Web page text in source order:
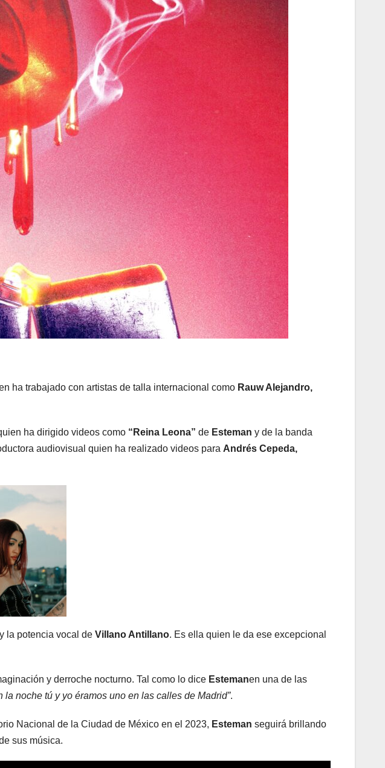
ha trabajado con artistas de talla internacional como Rauw Alejandro,
ha dirigido videos como “Reina Leona” de Esteman y de la banda
audiovisual quien ha realizado videos para Andrés Cepeda,
la potencia vocal de Villano Antillano. Es ella quien le da ese excepcional
y derroche nocturno. Tal como lo dice Estemanen una de las
noche tú y yo éramos uno en las calles de Madrid”.
Nacional de la Ciudad de México en el 2023, Esteman seguirá brillando
sus música.